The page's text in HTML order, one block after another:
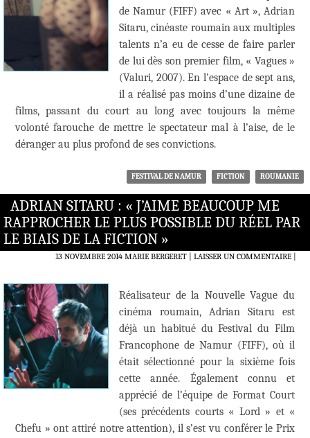
de Namur (FIFF) avec « Art », Adrian
Sitaru, cinéaste roumain aux multiples
talents n’a eu de cesse de faire parler
de lui dès son premier film, « Vagues »
(Valuri, 2007). En l’espace de sept ans,
il a réalisé pas moins d’une dizaine de
films, passant du court au long avec toujours la même
volonté farouche de mettre le spectateur mal à l’aise, de le
déranger au plus profond de ses convictions.
FESTIVAL DE NAMUR FICTION ROUMANIE
ADRIAN SITARU : « J’AIME BEAUCOUP ME
RAPPROCHER LE PLUS POSSIBLE DU RÉEL PAR
LE BIAIS DE LA FICTION »
13 NOVEMBRE 2014 MARIE BERGERET LAISSER UN COMMENTAIRE|
Réalisateur de la Nouvelle Vague du
cinéma roumain, Adrian Sitaru est
déjà un habitué du Festival du Film
Francophone de Namur (FIFF), où il
était sélectionné pour la sixième fois
cette année. Également connu et
apprécié de l’équipe de Format Court
(ses précédents courts « Lord » et «
Chefu » ont attiré notre attention), il s’est vu conférer le Prix